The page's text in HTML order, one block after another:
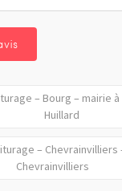
– Bourg – mairie
Huillard
– Chevrainvilliers
Chevrainvilliers